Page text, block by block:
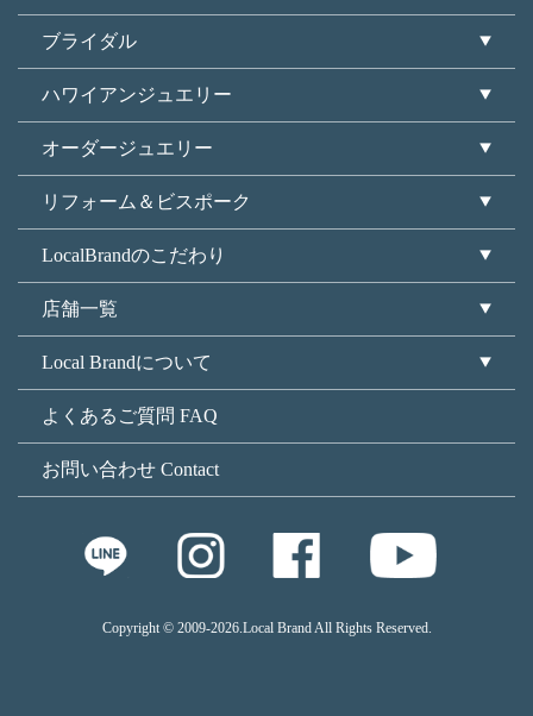
ブライダル
ハワイアンジュエリー
オーダージュエリー
リフォーム＆ビスポーク
LocalBrandのこだわり
店舗一覧
Local Brandについて
よくあるご質問 FAQ
お問い合わせ Contact
Copyright © 2009-2026.Local Brand All Rights Reserved.